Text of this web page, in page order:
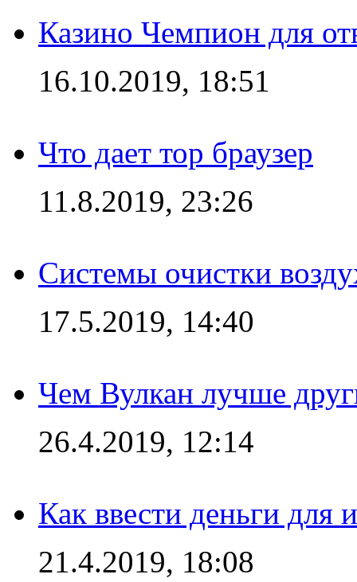
Казино Чемпион для
16.10.2019, 18:51
Что дает тор браузер
11.8.2019, 23:26
Системы очистки
17.5.2019, 14:40
Чем Вулкан лучше
26.4.2019, 12:14
Как ввести деньги для
21.4.2019, 18:08